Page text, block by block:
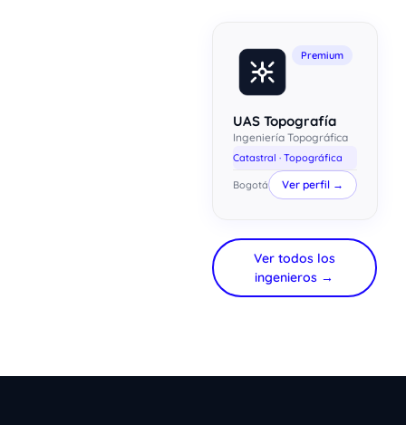
Premium
UAS Topografía
Ingeniería Topográfica
Catastral · Topográfica
Bogotá Ver perfil →
Ver todos los
ingenieros →